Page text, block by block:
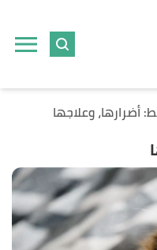
أضرارها، وعلاجها